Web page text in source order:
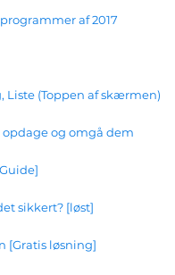
af 2017
Liste (Toppen af ​​skærmen)
og omgå dem
sikkert? [løst]
[Gratis løsning]